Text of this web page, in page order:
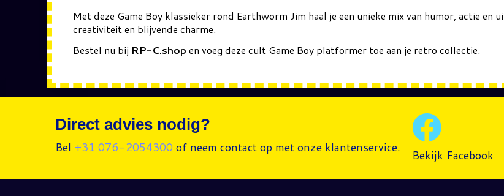
Met deze Game Boy klassieker rond Earthworm Jim haal je een unieke mix van humor, actie en
creativiteit en blijvende charme.
Bestel nu bij RP-C.shop en voeg deze cult Game Boy platformer toe aan je retro collectie.
Direct advies nodig?
Bel +31 076-2054300 of neem contact op met onze klantenservice. Bekijk Facebook